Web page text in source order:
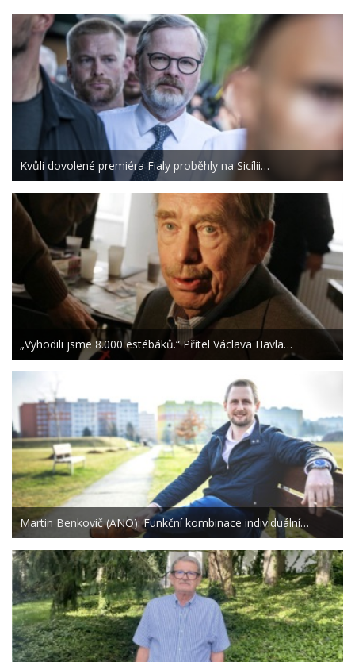
Kvůli dovolené premiéra Fialy proběhly na Sicílii…
„Vyhodili jsme 8.000 estébáků.“ Přítel Václava Havla…
Martin Benkovič (ANO): Funkční kombinace individuální…